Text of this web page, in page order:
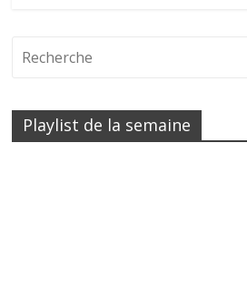
Playlist de la semaine